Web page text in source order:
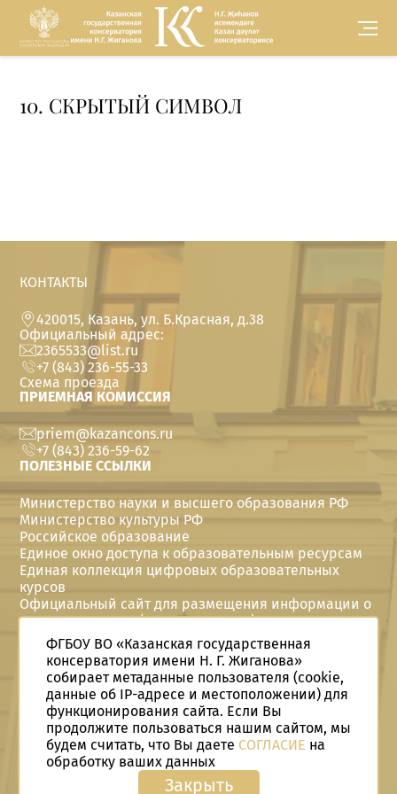
10. СКРЫТЫЙ СИМВОЛ
слабовидящих
КОНТАКТЫ
420015, Казань, ул. Б.Красная, д.38
Официальный адрес:
2365533@list.ru
+7 (843) 236-55-33
Схема проезда
ПРИЕМНАЯ КОМИССИЯ
priem@kazancons.ru
+7 (843) 236-59-62
ПОЛЕЗНЫЕ ССЫЛКИ
Министерство науки и высшего образования РФ
Министерство культуры РФ
Российское образование
Единое окно доступа к образовательным ресурсам
Единая коллекция цифровых образовательных
курсов
Официальный сайт для размещения информации о
государственных (муниципальных) учреждениях
Политика в отношении персональных данных
Год семьи в Telegram
Год семьи Вконтакте
Год семьи в Одноклассниках
Студенческие конструкторские бюро
СКБ в Telegram
2026Казанская государственная консерватория
имени Н. Г. Жиганова
ФГБОУ ВО «Казанская государственная
консерватория имени Н. Г. Жиганова»
собирает метаданные пользователя (cookie,
данные об IP-адресе и местоположении) для
функционирования сайта. Если Вы
продолжите пользоваться нашим сайтом, мы
будем считать, что Вы даете СОГЛАСИЕ на
обработку ваших данных
Закрыть